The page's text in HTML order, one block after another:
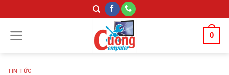
to
content
0
TIN TỨC